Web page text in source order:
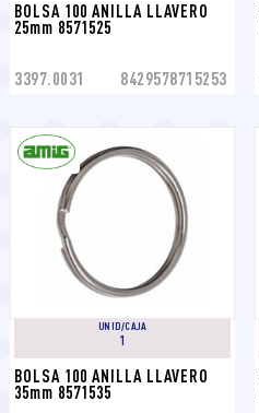
BOLSA 100 ANILLA LLAVERO
25mm 8571525
3397.0031 8429578715253
UNID/CAJA
1
BOLSA 100 ANILLA LLAVERO
35mm 8571535